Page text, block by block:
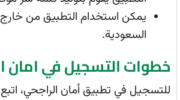
يمكن استخدام التطبيق من خارج
السعودية.
خطوات التسجيل في امان
للتسجيل في تطبيق أمان الراجحي، اتبع